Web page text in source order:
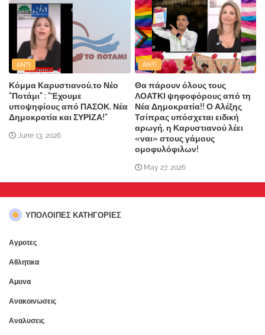
ANTI
Κόμμα Καρυστιανού,το Νέο
"Ποτάμι" : "Έχουμε
υποψηφίους από ΠΑΣΟΚ, Νέα
Δημοκρατία και ΣΥΡΙΖΑ!"
June 13, 2026
ANTI
Θα πάρουν όλους τους
ΛΟΑΤΚΙ ψηφοφόρους από τη
Νέα Δημοκρατία!! Ο Αλέξης
Τσίπρας υπόσχεται ειδική
αρωγή, η Καρυστιανού λέει
«ναι» στους γάμους
ομοφυλόφιλων!
May 27, 2026
ΥΠΌΛΟΙΠΕΣ ΚΑΤΗΓΟΡΊΕΣ
Αγροτες
Αθλητικα
Αμυνα
Ανακοινωσεις
Αναλυσεις